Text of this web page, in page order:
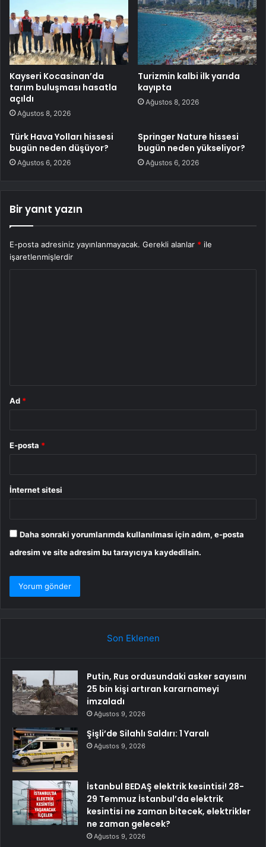
Kayseri Kocasinan’da
tarım buluşması hasatla
açıldı
Ağustos 8, 2026
Turizmin kalbi ilk yarıda
kayıpta
Ağustos 8, 2026
Türk Hava Yolları hissesi
bugün neden düşüyor?
Ağustos 6, 2026
Springer Nature hissesi
bugün neden yükseliyor?
Ağustos 6, 2026
Bir yanıt yazın
E-posta adresiniz yayınlanmayacak. Gerekli alanlar * ile
işaretlenmişlerdir
Ad *
E-posta *
İnternet sitesi
Daha sonraki yorumlarımda kullanılması için adım, e-posta
adresim ve site adresim bu tarayıcıya kaydedilsin.
Son Eklenen
Putin, Rus ordusundaki asker sayısını
25 bin kişi artıran kararnameyi
imzaladı
Ağustos 9, 2026
Şişli’de Silahlı Saldırı: 1 Yaralı
Ağustos 9, 2026
İstanbul BEDAŞ elektrik kesintisi! 28-
29 Temmuz İstanbul’da elektrik
kesintisi ne zaman bitecek, elektrikler
ne zaman gelecek?
Ağustos 9, 2026